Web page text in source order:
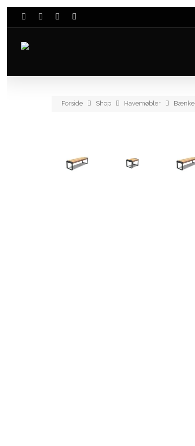
Forside Shop Havemøbler Bænke